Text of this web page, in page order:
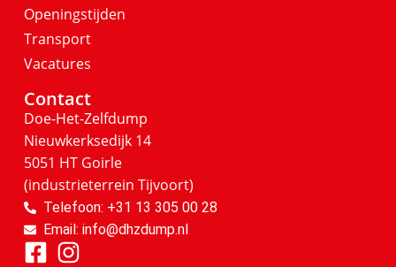
Openingstijden
Transport
Vacatures
Contact
Doe-Het-Zelfdump
Nieuwkerksedijk 14
5051 HT Goirle
(industrieterrein Tijvoort)
Telefoon: +31 13 305 00 28
Email: info@dhzdump.nl